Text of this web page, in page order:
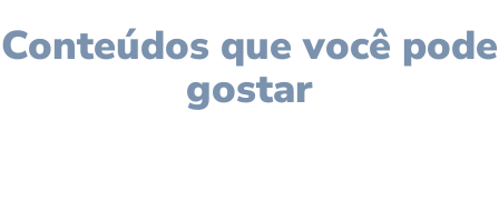
Conteúdos que você pode
gostar